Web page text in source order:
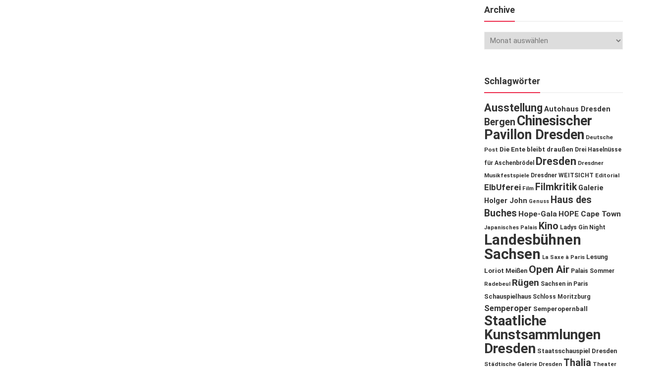
Archive
Schlagwörter
Ausstellung Autohaus Dresden
Bergen Chinesischer
Pavillon Dresden Deutsche
Post Die Ente bleibt draußen Drei Haselnüsse
für Aschenbrödel
Dresden Dresdner
Musikfestspiele Dresdner WEITSICHT Editorial
ElbUferei Film Filmkritik Galerie
Holger John Genuss Haus des
Buches Hope-Gala HOPE Cape Town
Japanisches Palais Kino Ladys Gin Night
Landesbühnen
Sachsen La Saxe à Paris Lesung
Loriot Meißen Open Air Palais Sommer
Radebeul Rügen Sachsen in Paris
Schauspielhaus Schloss Moritzburg
Semperoper Semperopernball
Staatliche
Kunstsammlungen
Dresden Staatsschauspiel Dresden
Städtische Galerie Dresden Thalia Theater